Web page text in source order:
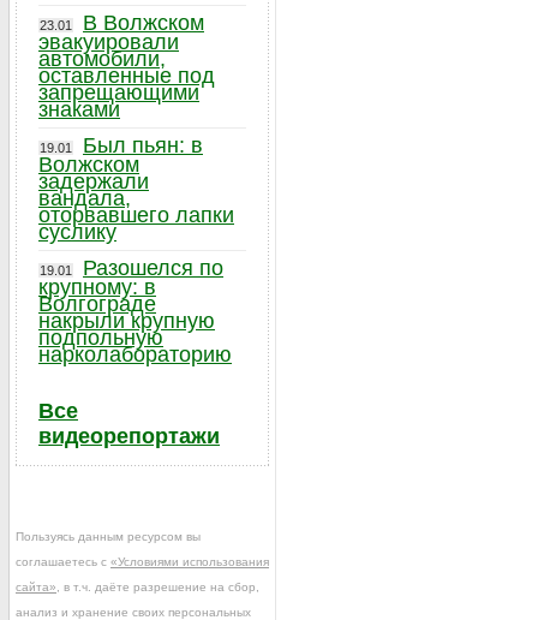
23.01
В Волжском
эвакуировали
автомобили,
оставленные под
запрещающими
знаками
19.01
Был пьян: в
Волжском
задержали
вандала,
оторвавшего лапки
суслику
19.01
Разошелся по
крупному: в
Волгограде
накрыли крупную
подпольную
нарколабораторию
Все
видеорепортажи
Пользуясь данным ресурсом вы
соглашаетесь с «Условиями использования
сайта» , в т.ч. даёте разрешение на сбор,
анализ и хранение своих персональных